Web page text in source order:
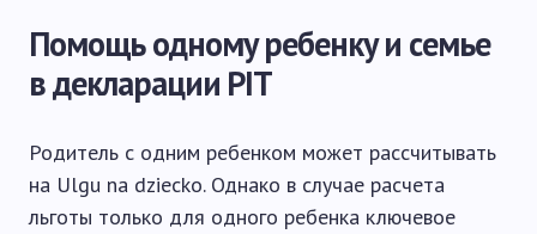
Помощь одному ребенку и семье
в декларации PIT
Родитель с одним ребенком может рассчитывать
на Ulgu na dziecko. Однако в случае расчета
льготы только для одного ребенка ключевое